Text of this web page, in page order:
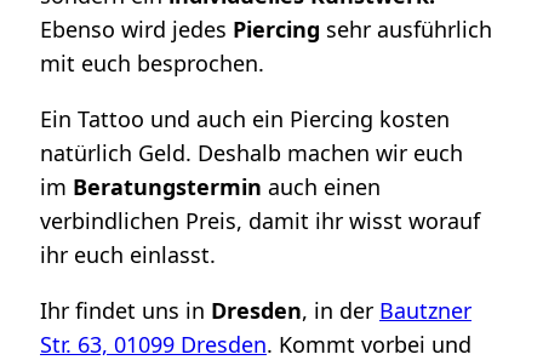
Ebenso wird jedes Piercing sehr ausführlich
mit euch besprochen.
Ein Tattoo und auch ein Piercing kosten
natürlich Geld. Deshalb machen wir euch
im Beratungstermin auch einen
verbindlichen Preis, damit ihr wisst worauf
ihr euch einlasst.
Ihr findet uns in Dresden, in der Bautzner
Str. 63, 01099 Dresden. Kommt vorbei und